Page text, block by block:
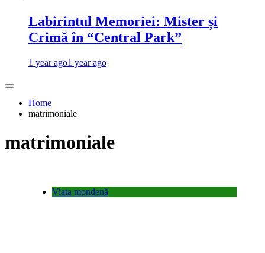
Labirintul Memoriei: Mister și
Crimă în “Central Park”
1 year ago1 year ago
Home
matrimoniale
matrimoniale
Viata mondenă